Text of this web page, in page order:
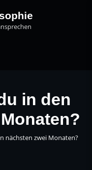
in den
nächsten zwei Monaten?